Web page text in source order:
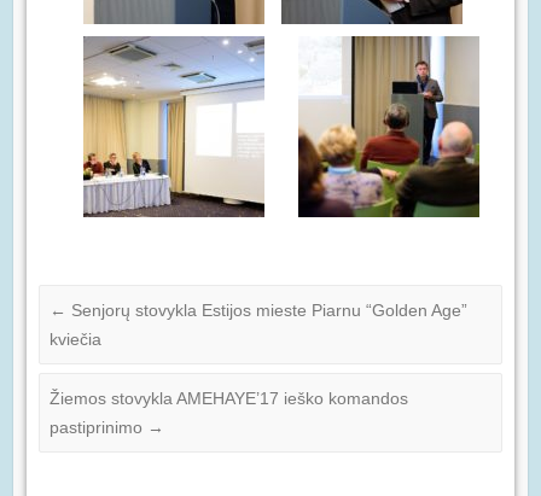
← Senjorų stovykla Estijos mieste Piarnu “Golden Age”
kviečia
Žiemos stovykla AMEHAYE’17 ieško komandos
pastiprinimo →